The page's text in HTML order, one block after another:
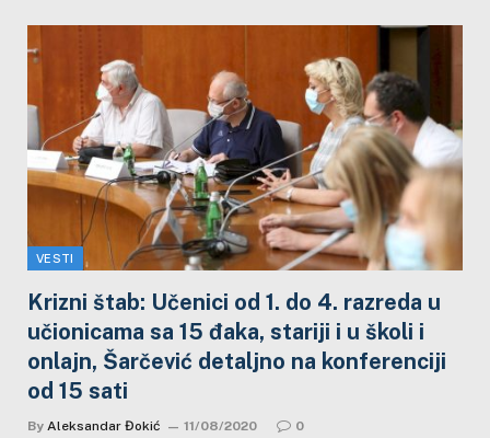
VESTI
Krizni štab: Učenici od 1. do 4. razreda u
učionicama sa 15 đaka, stariji i u školi i
onlajn, Šarčević detaljno na konferenciji
od 15 sati
By Aleksandar Đokić 11/08/2020 0